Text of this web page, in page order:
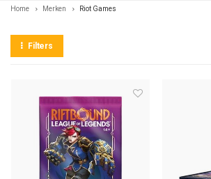
Home Merken Riot Games
Filters